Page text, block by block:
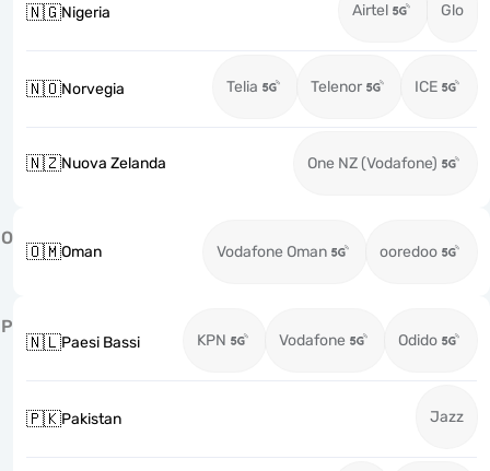
🇳🇬Nigeria Airtel Glo
🇳🇴Norvegia Telia Telenor ICE
🇳🇿Nuova Zelanda One NZ (Vodafone)
O
🇴🇲Oman Vodafone Oman ooredoo
P
🇳🇱Paesi Bassi KPN Vodafone Odido
🇵🇰Pakistan Jazz